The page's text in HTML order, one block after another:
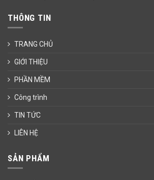
THÔNG TIN
TRANG CHỦ
GIỚI THIỆU
PHẦN MỀM
Công trình
TIN TỨC
LIÊN HỆ
SẢN PHẨM